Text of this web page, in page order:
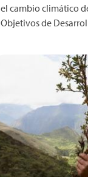
el cambio climático
Objetivos de